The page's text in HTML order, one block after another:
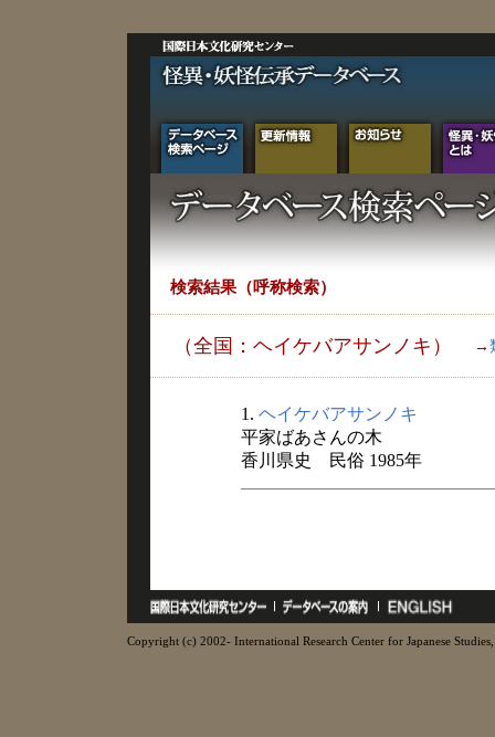
検索結果（呼称検索）
（全国：ヘイケバアサンノキ） →
1. ヘイケバアサンノキ
平家ばあさんの木
香川県史 民俗 1985年
Copyright (c) 2002- International Research Center for Japanese